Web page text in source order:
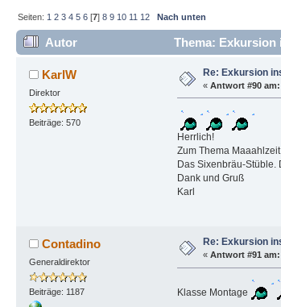
Seiten: 1 2 3 4 5 6 [7]8 9 10 11 12 Nach unten
Autor Thema: Exkursion
KarlW
Direktor
Beiträge: 570
Re: Exkursion
« Antwort #90 am:
Herrlich!
Zum Thema
Das Sixenbräu-Stüble.
Dank und Gruß
Karl
Contadino
Generaldirektor
Beiträge: 1187
Re: Exkursion
« Antwort #91 am:
Klasse Montage